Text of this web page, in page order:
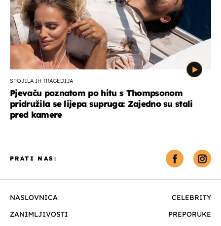
SPOJILA IH TRAGEDIJA
Pjevaču poznatom po hitu s Thompsonom
pridružila se lijepa supruga: Zajedno su stali
pred kamere
NASLOVNICA
CELEBRITY
ZANIMLJIVOSTI
PREPORUKE
PRATI NAS: